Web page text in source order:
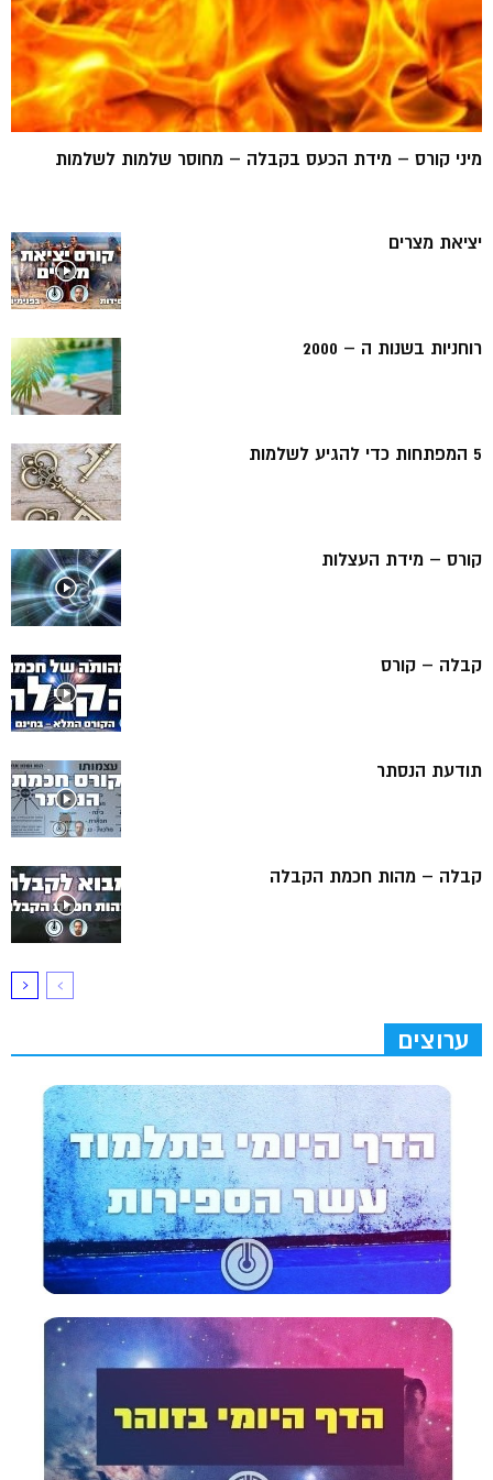
מיני קורס – מידת הכעס בקבלה – מחוסר שלמות לשלמות
יציאת מצרים
רוחניות בשנות ה – 2000
5 המפתחות כדי להגיע לשלמות
קורס – מידת העצלות
קבלה – קורס
תודעת הנסתר
קבלה – מהות חכמת הקבלה
ערוצים